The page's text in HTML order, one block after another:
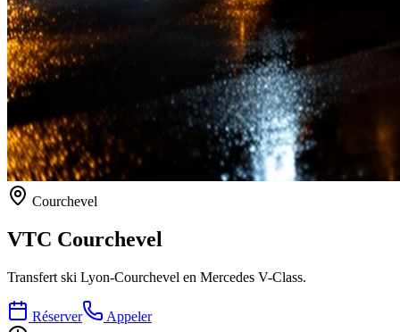
Courchevel
VTC Courchevel
Transfert ski Lyon-Courchevel en Mercedes V-Class.
Réserver
Appeler